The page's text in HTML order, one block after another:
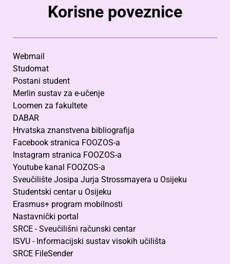
Korisne poveznice
Webmail
Studomat
Postani student
Merlin sustav za e-učenje
Loomen za fakultete
DABAR
Hrvatska znanstvena bibliografija
Facebook stranica FOOZOS-a
Instagram stranica FOOZOS-a
Youtube kanal FOOZOS-a
Sveučilište Josipa Jurja Strossmayera u Osijeku
Studentski centar u Osijeku
Erasmus+ program mobilnosti
Nastavnički portal
SRCE - Sveučilišni računski centar
ISVU - Informacijski sustav visokih učilišta
SRCE FileSender